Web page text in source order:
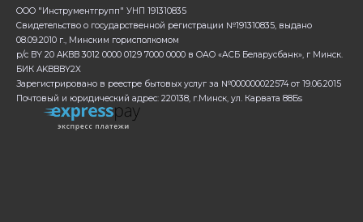
ООО "Инструментгрупп" УНП 191310835
Свидетельство о государственной регистрации №191310835, выдано
08.09.2010 г., Минским горисполкомом
р/с BY 20 AKBB 3012 0000 0129 7000 0000 в ОАО «АСБ Беларусбанк», г Минск.
БИК AKBBBY2X
Зарегистрировано в реестре бытовых услуг за №000000022574 от 19.06.2015
Почтовый и юридический адрес: 220138, г.Минск, ул. Карвата 88Бs